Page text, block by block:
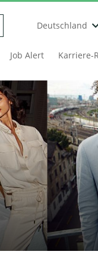
Deutschland
Job Alert Karriere-